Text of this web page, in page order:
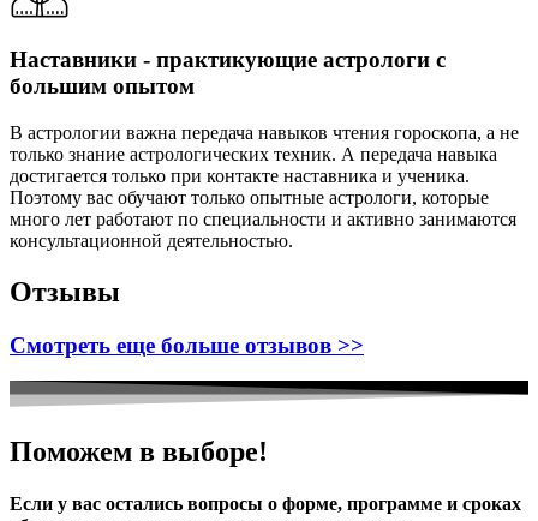
Наставники - практикующие астрологи с
большим опытом
В астрологии важна передача навыков чтения гороскопа, а не
только знание астрологических техник. А передача навыка
достигается только при контакте наставника и ученика.
Поэтому вас обучают только опытные астрологи, которые
много лет работают по специальности и активно занимаются
консультационной деятельностью.
Отзывы
Смотреть еще больше отзывов >>
Поможем в выборе!
Если у вас остались вопросы о форме, программе и сроках